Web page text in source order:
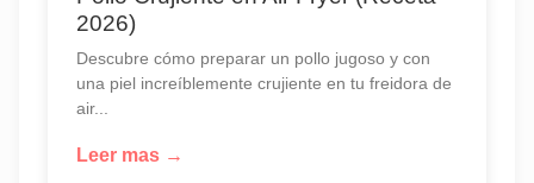
2026)
Descubre cómo preparar un pollo jugoso y con
una piel increíblemente crujiente en tu freidora de
air...
Leer mas →